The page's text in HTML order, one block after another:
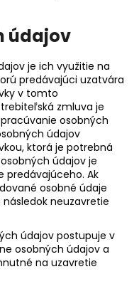
údajov
je ich využitie na
predávajúci uzatvára
v tomto
zmluva je
osobných
údajov
ktorá je potrebná
údajov je
predávajúceho. Ak
osobné údaje
neuzavretie
údajov postupuje v
osobných údajov a
na uzavretie